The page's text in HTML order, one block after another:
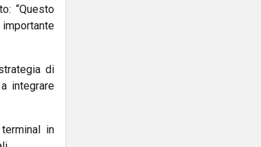
“Questo
di
integrare
in